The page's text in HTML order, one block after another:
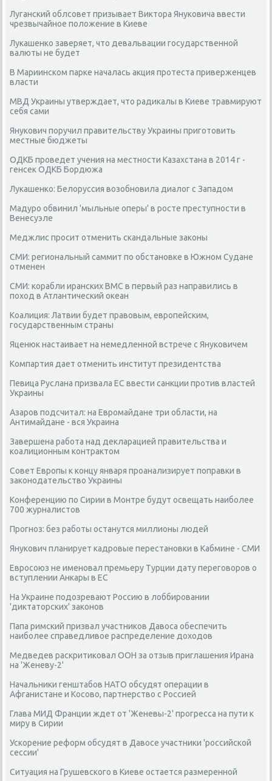
Луганский облсовет призывает Виктора Януковича ввести
чрезвычайное положение в Киеве
Лукашенко заверяет, что девальвации государственной
валюты не будет
В Мариинском парке началась акция протеста приверженцев
власти
МВД Украины утверждает, что радикалы в Киеве травмируют
себя сами
Янукович поручил правительству Украины приготовить
местные бюджеты
ОДКБ проведет учения на местности Казахстана в 2014 г -
генсек ОДКБ Бордюжа
Лукашенко: Белоруссия возобновила диалог с Западом
Мадуро обвинил 'мыльные оперы' в росте преступности в
Венесуэле
Меджлис просит отменить скандальные законы
СМИ: региональный саммит по обстановке в Южном Судане
отменен
СМИ: корабли иранских ВМС в первый раз направились в
поход в Атлантический океан
Коалиция: Латвии будет правовым, европейским,
государственным страны
Яценюк настаивает на немедленной встрече с Януковичем
Компартия дает отменить институт президентства
Певица Руслана призвала ЕС ввести санкции против властей
Украины
Азаров подсчитал: на Евромайдане три области, на
Антимайдане - вся Украина
Завершена работа над декларацией правительства и
коалиционным контрактом
Совет Европы к концу января проанализирует поправки в
законодательство Украины
Конференцию по Сирии в Монтре будут освещать наиболее
700 журналистов
Прогноз: без работы останутся миллионы людей
Янукович планирует кадровые перестановки в Кабмине - СМИ
Евросоюз не именовал премьеру Турции дату переговоров о
вступлении Анкары в ЕС
На Украине подозревают Россию в лоббировании
'диктаторских' законов
Папа римский призвал участников Давоса обеспечить
наиболее справедливое распределение доходов
Медведев раскритиковал ООН за отзыв приглашения Ирана
на 'Женеву-2'
Начальники генштабов НАТО обсудят операции в
Афганистане и Косово, партнерство с Россией
Глава МИД Франции ждет от 'Женевы-2' прогресса на пути к
миру в Сирии
Ускорение реформ обсудят в Давосе участники 'российской
сессии'
Ситуация на Грушевского в Киеве остается размеренной